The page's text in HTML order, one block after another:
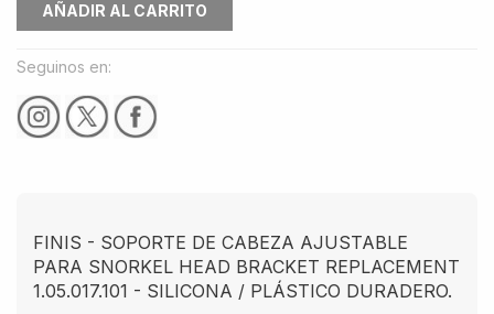
AÑADIR AL CARRITO
Seguinos en:
FINIS - SOPORTE DE CABEZA AJUSTABLE
PARA SNORKEL HEAD BRACKET REPLACEMENT
1.05.017.101 - SILICONA / PLÁSTICO DURADERO.